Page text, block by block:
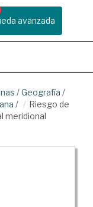
avanzada
/Geografía /
/
Riesgo de
meridional